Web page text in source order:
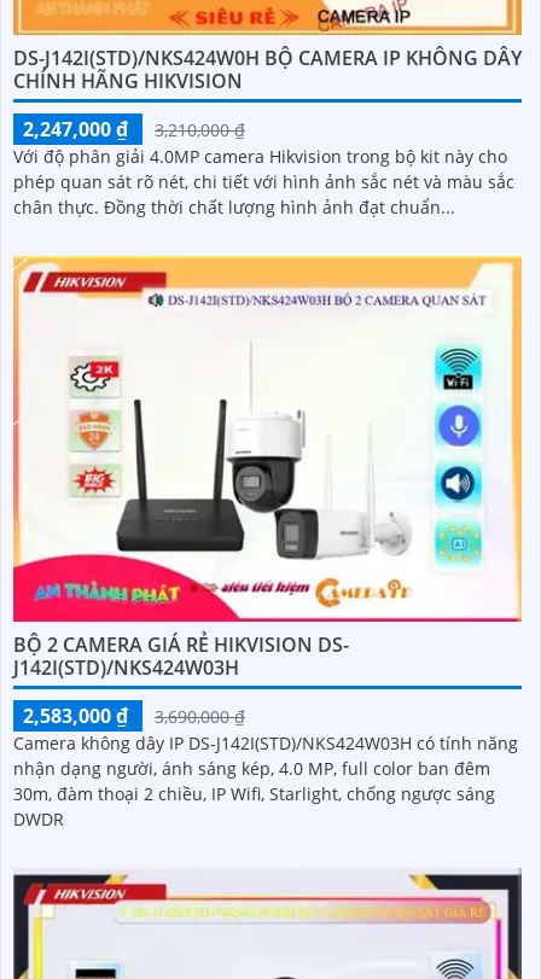
DS-J142I(STD)/NKS424W0H BỘ CAMERA IP KHÔNG DÂY
CHÍNH HÃNG HIKVISION
2,247,000 ₫
3,210,000 ₫
Với độ phân giải 4.0MP camera Hikvision trong bộ kit này cho
phép quan sát rõ nét, chi tiết với hình ảnh sắc nét và màu sắc
chân thực. Đồng thời chất lượng hình ảnh đạt chuẩn...
BỘ 2 CAMERA GIÁ RẺ HIKVISION DS-
J142I(STD)/NKS424W03H
2,583,000 ₫
3,690,000 ₫
Camera không dây IP DS-J142I(STD)/NKS424W03H có tính năng
nhận dạng người, ánh sáng kép, 4.0 MP, full color ban đêm
30m, đàm thoại 2 chiều, IP Wifi, Starlight, chống ngược sáng
DWDR